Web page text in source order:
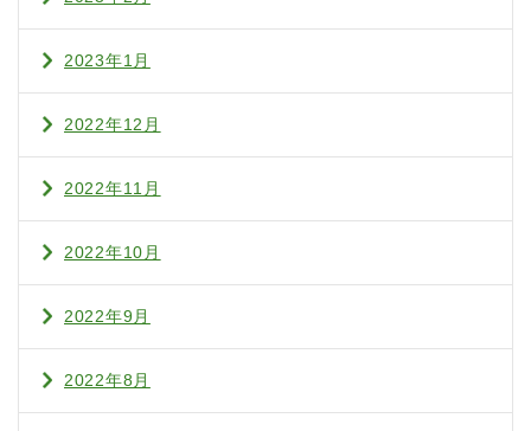
2023年1月
2022年12月
2022年11月
2022年10月
2022年9月
2022年8月